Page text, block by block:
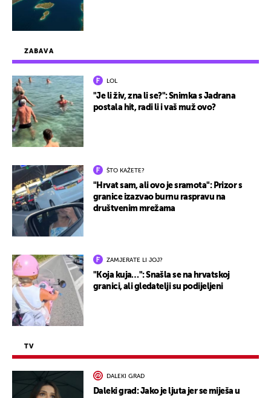
ZABAVA
LOL
"Je li živ, zna li se?": Snimka s Jadrana
postala hit, radi li i vaš muž ovo?
ŠTO KAŽETE?
"Hrvat sam, ali ovo je sramota": Prizor s
granice izazvao burnu raspravu na
društvenim mrežama
ZAMJERATE LI JOJ?
"Koja kuja…": Snašla se na hrvatskoj
granici, ali gledatelji su podijeljeni
TV
DALEKI GRAD
Daleki grad: Jako je ljuta jer se miješa u